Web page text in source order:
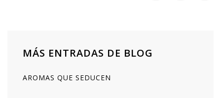
MÁS ENTRADAS DE BLOG
AROMAS QUE SEDUCEN